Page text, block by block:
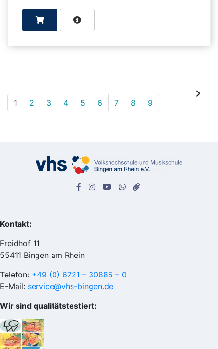
1 2 3 4 5 6 7 8 9
Kontakt:
Freidhof 11
55411 Bingen am Rhein
Telefon: +49 (0) 6721 – 30885 – 0
E-Mail: service@vhs-bingen.de
Wir sind qualitätstestiert: